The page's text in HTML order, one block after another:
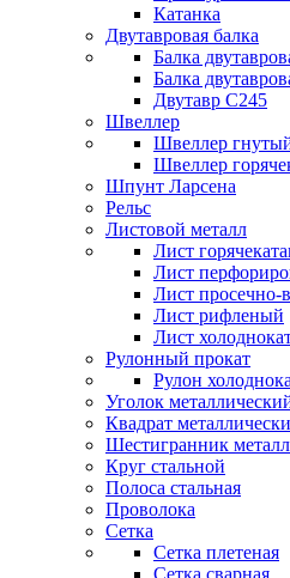
Катанка
Двутавровая балка
Балка
Балка
Двутавр С245
Швеллер
Швеллер
Швеллер
Шпунт Ларсена
Рельс
Листовой металл
Лист
Лист
Лист просечно-
Лист рифленый
Лист
Рулонный прокат
Рулон
Уголок
Квадрат
Шестигранник
Круг стальной
Полоса стальная
Проволока
Сетка
Сетка плетеная
Сетка сварная